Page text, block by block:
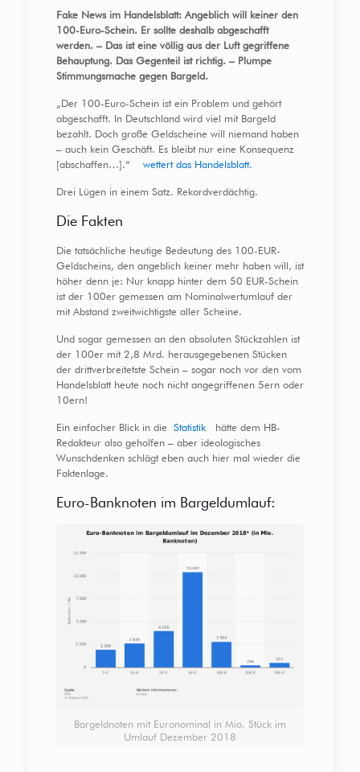
Fake News im Handelsblatt: Angeblich will keiner den
100-Euro-Schein. Er sollte deshalb abgeschafft
werden. – Das ist eine völlig aus der Luft gegriffene
Behauptung. Das Gegenteil ist richtig. – Plumpe
Stimmungsmache gegen Bargeld.
„Der 100-Euro-Schein ist ein Problem und gehört
abgeschafft. In Deutschland wird viel mit Bargeld
bezahlt. Doch große Geldscheine will niemand haben
– auch kein Geschäft. Es bleibt nur eine Konsequenz
[abschaffen…].“ wettert das Handelsblatt.
Drei Lügen in einem Satz. Rekordverdächtig.
Die Fakten
Die tatsächliche heutige Bedeutung des 100-EUR-
Geldscheins, den angeblich keiner mehr haben will, ist
höher denn je: Nur knapp hinter dem 50 EUR-Schein
ist der 100er gemessen am Nominalwertumlauf der
mit Abstand zweitwichtigste aller Scheine.
Und sogar gemessen an den absoluten Stückzahlen ist
der 100er mit 2,8 Mrd. herausgegebenen Stücken
der drittverbreitetste Schein – sogar noch vor den vom
Handelsblatt heute noch nicht angegriffenen 5ern oder
10ern!
Ein einfacher Blick in die Statistikhätte dem HB-
Redakteur also geholfen – aber ideologisches
Wunschdenken schlägt eben auch hier mal wieder die
Faktenlage.
Euro-Banknoten im Bargeldumlauf:
Bargeldnoten mit Euronominal in Mio. Stück im
Umlauf Dezember 2018